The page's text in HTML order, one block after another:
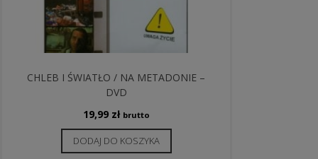
CHLEB I ŚWIATŁO / NA METADONIE –
DVD
19,99 zł brutto
DODAJ DO KOSZYKA